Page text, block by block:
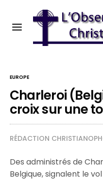
EUROPE
Charleroi
croix sur une
RÉDACTION
Des administrés de
Belgique, signalent le